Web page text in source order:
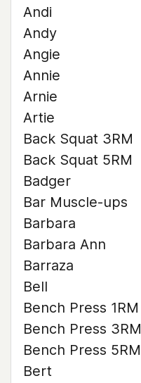
Andi
Andy
Angie
Annie
Arnie
Artie
Back Squat 3RM
Back Squat 5RM
Badger
Bar Muscle-ups
Barbara
Barbara Ann
Barraza
Bell
Bench Press 1RM
Bench Press 3RM
Bench Press 5RM
Bert